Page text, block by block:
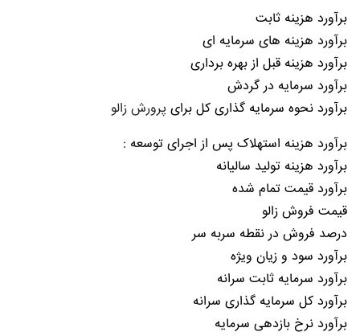
برآورد هزینه ثابت
برآورد هزینه های سرمایه ای
برآورد هزینه قبل از بهره برداری
برآورد سرمایه در گردش
برآورد نحوه سرمایه گذاری کل برای پرورش زالو
برآورد هزینه استهلاک پس از اجرای توسعه :
برآورد هزینه تولید سالیانه
برآورد قیمت تمام شده
قیمت فروش زالو
درصد فروش در نقطه سربه سر
برآورد سود و زیان ویژه
برآورد سرمایه ثابت سرانه
برآورد کل سرمایه گذاری سرانه
برآورد نرخ بازدهی سرمایه